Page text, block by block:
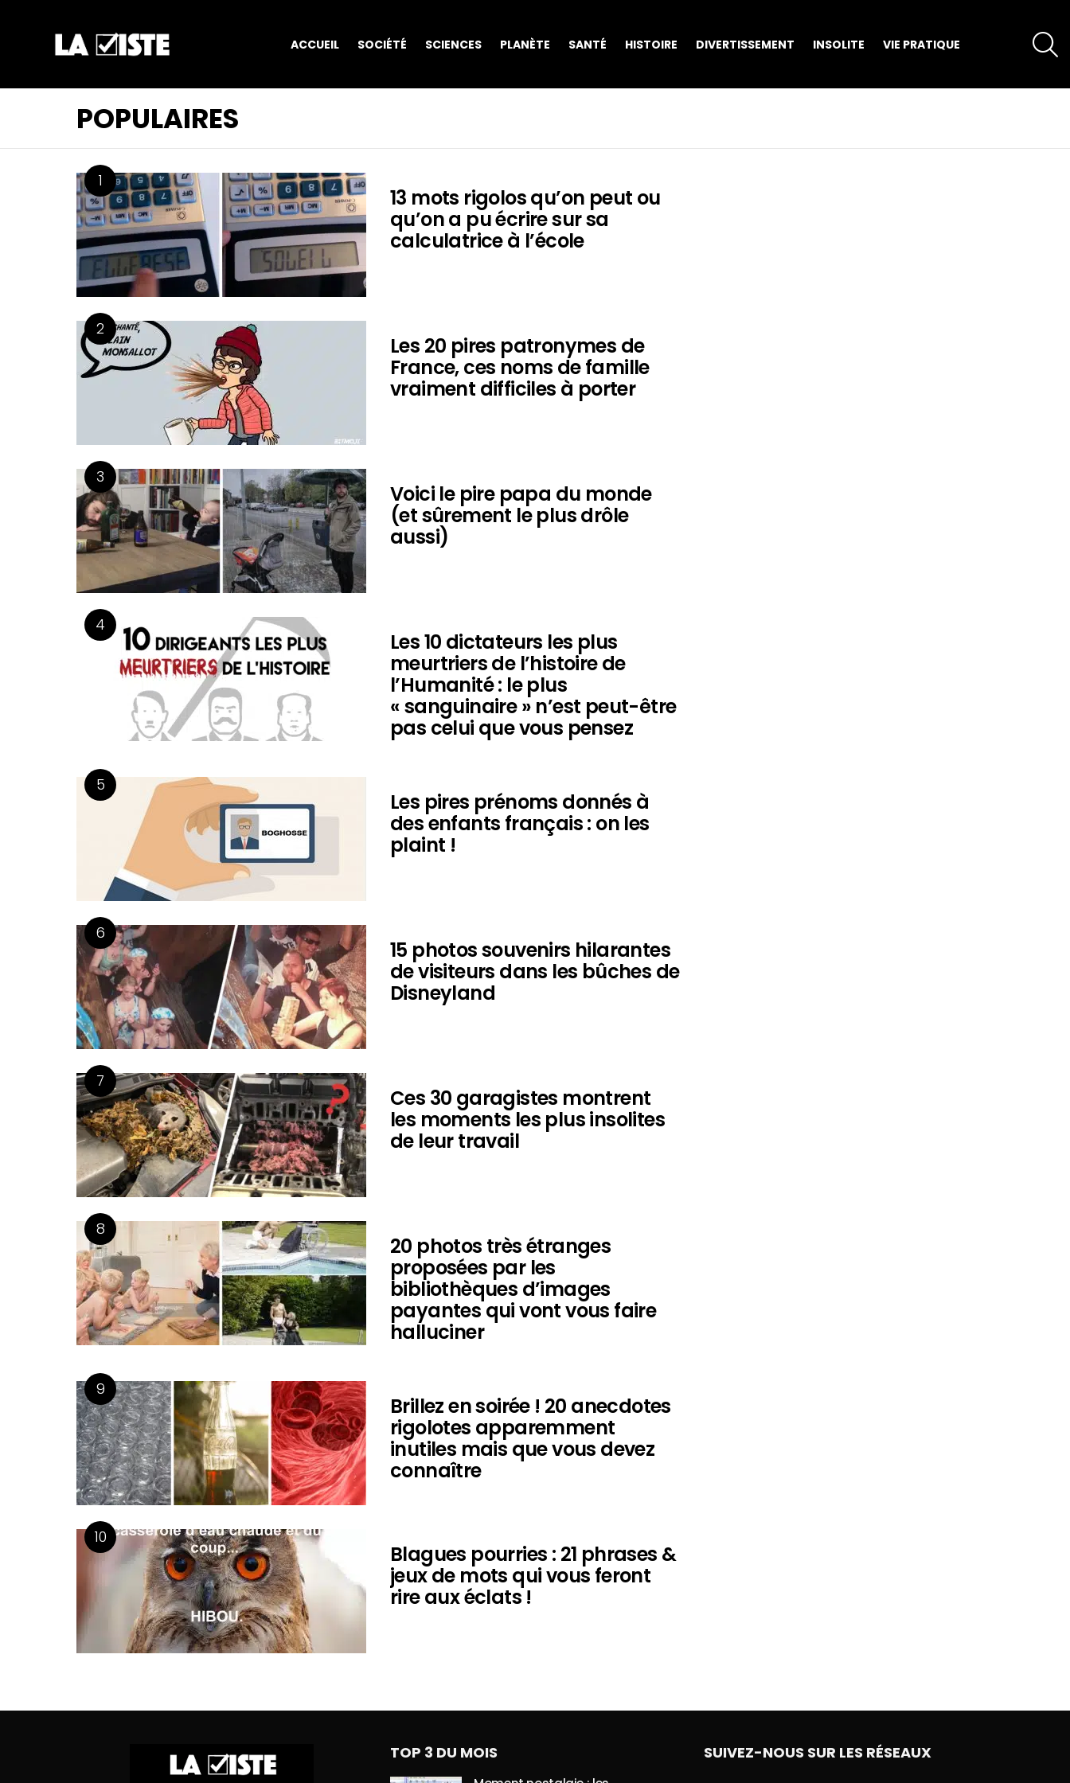
ACCUEIL SOCIÉTÉ SCIENCES PLANÈTE SANTÉ HISTOIRE DIVERTISSEMENT INSOLITE VIE PRATIQUE
POPULAIRES
13 mots rigolos qu’on peut ou
qu’on a pu écrire sur sa
calculatrice à l’école
Les 20 pires patronymes de
France, ces noms de famille
vraiment difficiles à porter
Voici le pire papa du monde
(et sûrement le plus drôle
aussi)
Les 10 dictateurs les plus
meurtriers de l’histoire de
l’Humanité : le plus
« sanguinaire » n’est peut-être
pas celui que vous pensez
Les pires prénoms donnés à
des enfants français : on les
plaint !
15 photos souvenirs hilarantes
de visiteurs dans les bûches de
Disneyland
Ces 30 garagistes montrent
les moments les plus insolites
de leur travail
20 photos très étranges
proposées par les
bibliothèques d’images
payantes qui vont vous faire
halluciner
Brillez en soirée ! 20 anecdotes
rigolotes apparemment
inutiles mais que vous devez
connaître
Blagues pourries : 21 phrases &
jeux de mots qui vous feront
rire aux éclats !
TOP 3 DU MOIS SUIVEZ-NOUS SUR LES RÉSEAUX